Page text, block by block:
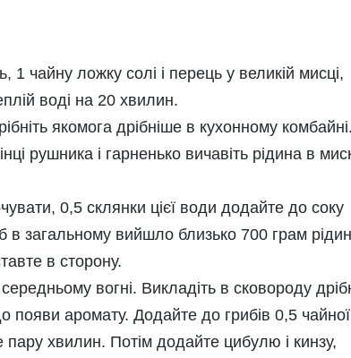
чайну ложку солі і перець у великій мисці,
воді на 20 хвилин.
якомога дрібніше в кухонному комбайні.
рушника і гарненько вичавіть рідина в
0,5 склянки цієї води додайте до соку
в загальному вийшло близько 700 грам
в сторону.
вогні. Викладіть в сковороду
появи аромату. Додайте до грибів 0,5 чайної
хвилин. Потім додайте цибулю і кинзу,